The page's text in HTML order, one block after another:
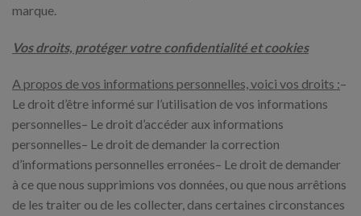
marque.
Vos droits, protéger votre confidentialité et cookies
A propos de vos informations personnelles, voici vos droits :–
Le droit d’être informé sur l’utilisation de vos informations
personnelles– Le droit d’accéder aux informations
personnelles– Le droit de demander la correction
d’informations personnelles erronées– Le droit de demander
à ce que nous supprimions vos données, ou que nous arrêtions
de les traiter ou de les collecter, dans certaines circonstances